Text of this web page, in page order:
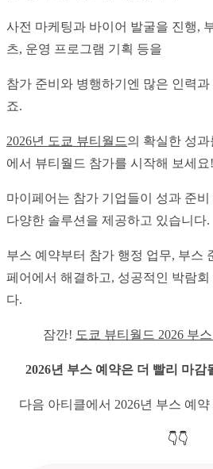
사전 마케팅과 바이어 발굴을 진행,
츠, 운영 프로그램 기획 등을
참가 준비와 병행하기엔 많은 인력과
죠.
2026년 도쿄 뷰티월드의 확실한 성
에서 뷰티월드 참가를 시작해 보세요!
마이페어는 참가 기업들이 성과 준
다양한 솔루션을 제공하고 있습니다.
부스 예약부터 참가 행정 업무, 부스
페어에서 해결하고, 성공적인 박람회
다.
잠깐! 도쿄 뷰티월드 2026 부
2026년 부스 예약은 더 빨리 마감
다음 아티클에서 2026년 부스 예
👇👇